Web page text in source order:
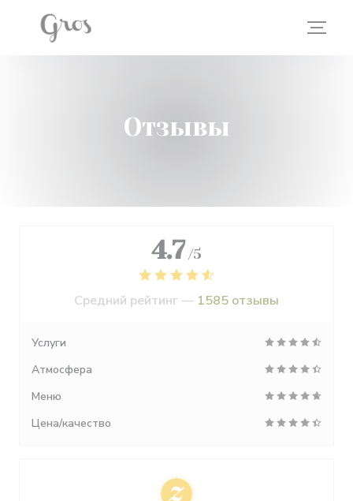
Панель управления cookies
Отзывы
4.7 /5
Средний рейтинг — 1585 отзывы
Услуги
Атмосфера
Меню
Цена/качество